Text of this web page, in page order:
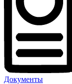
Документы